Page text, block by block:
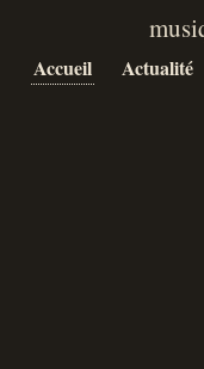
Accueil Actualité